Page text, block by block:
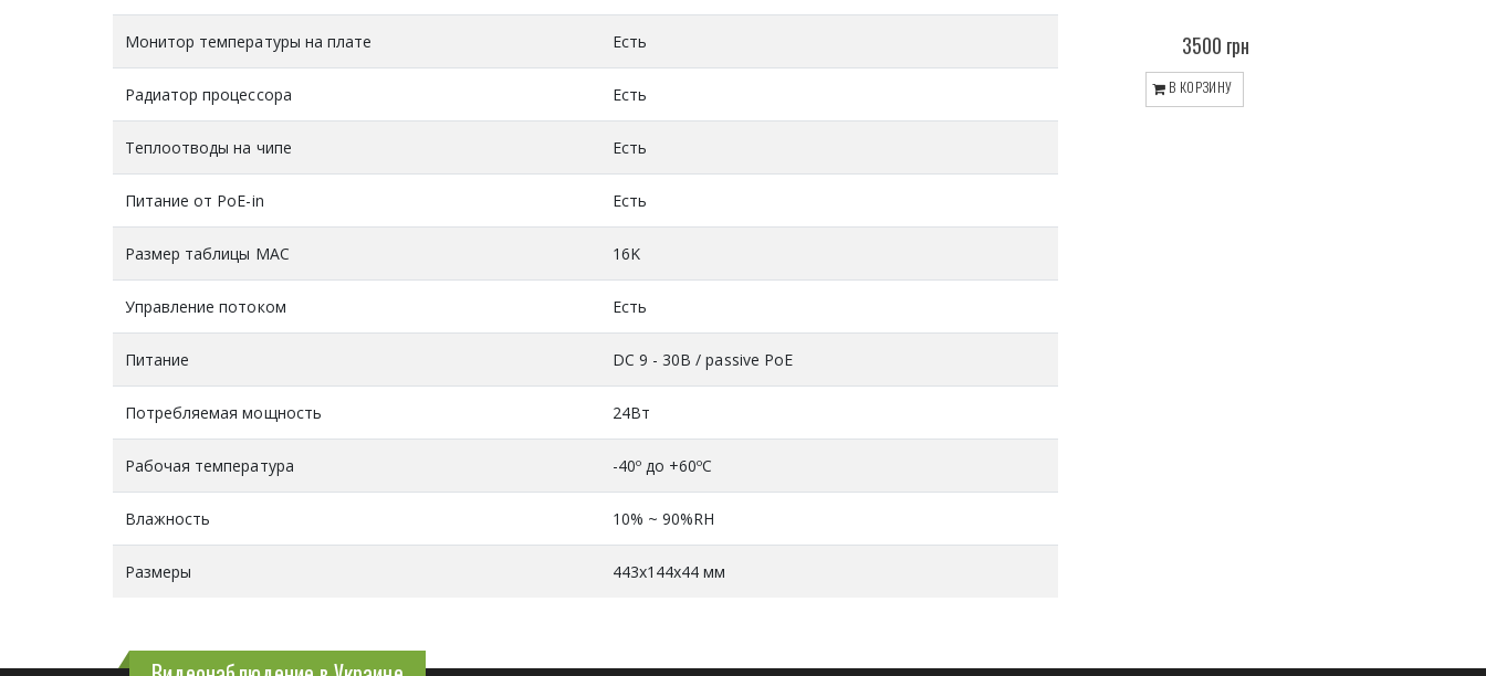
Монитор температуры на плате Есть
Радиатор процессора Есть
Теплоотводы на чипе Есть
Питание от PoE-in Есть
Размер таблицы MAC 16K
Управление потоком Есть
Питание DC 9 - 30В / passive PoE
Потребляемая мощность 24Вт
Рабочая температура -40º до +60ºC
Влажность 10% ~ 90%RH
Размеры 443x144x44 мм
3500 грн
В КОРЗИНУ